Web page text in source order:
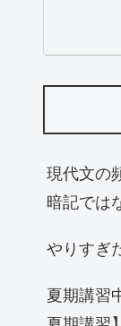
現代文の
暗記では
やりすぎ
夏期講習